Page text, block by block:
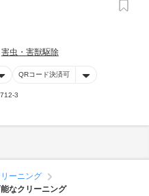
害虫・害獣駆除
QRコード決済可
3
ーニング
なクリーニング